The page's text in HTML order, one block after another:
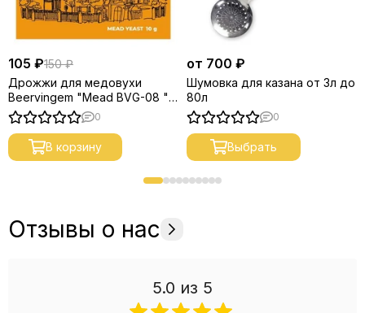
105 ₽150 ₽
Дрожжи для медовухи
Beervingem "Mead BVG-08 ",
10 г
0
В корзину
от 700 ₽
Шумовка для казана от 3л до
80л
0
Выбрать
Отзывы о нас
5.0 из 5